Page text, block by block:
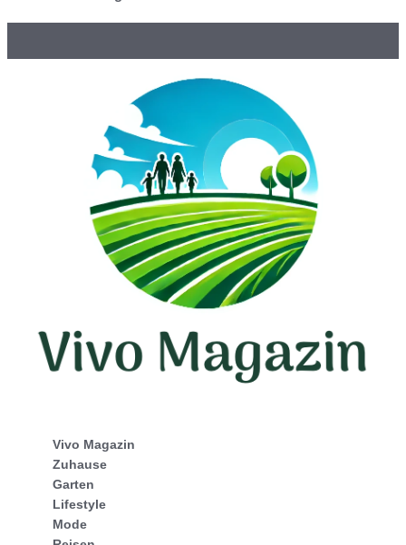
Vivo Magazin
Zuhause
Garten
Lifestyle
Mode